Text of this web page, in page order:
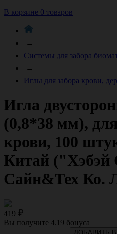
В корзине 0 товаров
→
Системы для забора
→
Иглы для забора крови,
Игла
(0,8*38 мм),
крови, 100
Китай ("Хэбэй
Сайн&Тех Ко.
419
Вы получите 4.19 бонуса
ДОБАВИТЬ